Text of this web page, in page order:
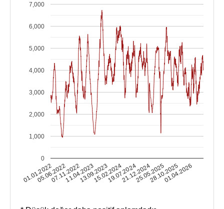
01.01.2022
05.06.2022
07.11.2022
11.04.2023
13.09.2023
15.02.2024
19.07.2024
21.12.2024
25.05.2025
28.10.2025
01.04.2026
0
1,000
2,000
3,000
4,000
5,000
6,000
7,000